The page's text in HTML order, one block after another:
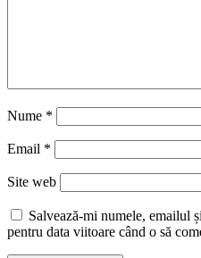
Nume *
Email *
Site web
Salvează-mi numele, emailul
pentru data viitoare când o să